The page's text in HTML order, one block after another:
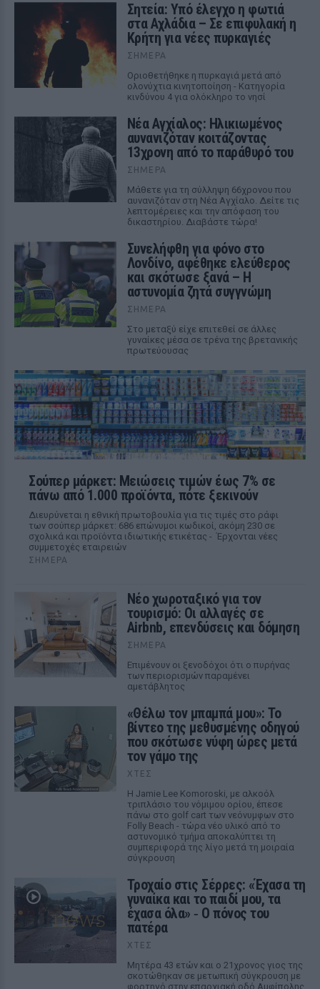
Σητεία: Υπό έλεγχο η φωτιά
στα Αχλάδια – Σε επιφυλακή η
Κρήτη για νέες πυρκαγιές
ΣΉΜΕΡΑ
Οριοθετήθηκε η πυρκαγιά μετά από
ολονύχτια κινητοποίηση - Κατηγορία
κινδύνου 4 για ολόκληρο το νησί
Νέα Αγχίαλος: Ηλικιωμένος
αυνανιζόταν κοιτάζοντας
13χρονη από το παράθυρό του
ΣΉΜΕΡΑ
Μάθετε για τη σύλληψη 66χρονου που
αυνανιζόταν στη Νέα Αγχίαλο. Δείτε τις
λεπτομέρειες και την απόφαση του
δικαστηρίου. Διαβάστε τώρα!
Συνελήφθη για φόνο στο
Λονδίνο, αφέθηκε ελεύθερος
και σκότωσε ξανά – Η
αστυνομία ζητά συγγνώμη
ΣΉΜΕΡΑ
Στο μεταξύ είχε επιτεθεί σε άλλες
γυναίκες μέσα σε τρένα της βρετανικής
πρωτεύουσας
Σούπερ μάρκετ: Μειώσεις τιμών έως 7% σε
πάνω από 1.000 προϊόντα, πότε ξεκινούν
Διευρύνεται η εθνική πρωτοβουλία για τις τιμές στο ράφι
των σούπερ μάρκετ: 686 επώνυμοι κωδικοί, ακόμη 230 σε
σχολικά και προϊόντα ιδιωτικής ετικέτας - Έρχονται νέες
συμμετοχές εταιρειών
ΣΉΜΕΡΑ
Νέο χωροταξικό για τον
τουρισμό: Οι αλλαγές σε
Airbnb, επενδύσεις και δόμηση
ΣΉΜΕΡΑ
Επιμένουν οι ξενοδόχοι ότι ο πυρήνας
των περιορισμών παραμένει
αμετάβλητος
«Θέλω τον μπαμπά μου»: Το
βίντεο της μεθυσμένης οδηγού
που σκότωσε νύφη ώρες μετά
τον γάμο της
ΧΤΕΣ
Η Jamie Lee Komoroski, με αλκοόλ
τριπλάσιο του νόμιμου ορίου, έπεσε
πάνω στο golf cart των νεόνυμφων στο
Folly Beach - τώρα νέο υλικό από το
αστυνομικό τμήμα αποκαλύπτει τη
συμπεριφορά της λίγο μετά τη μοιραία
σύγκρουση
Τροχαίο στις Σέρρες: «Έχασα τη
γυναίκα και το παιδί μου, τα
έχασα όλα» ‑ Ο πόνος του
πατέρα
ΧΤΕΣ
Μητέρα 43 ετών και ο 21χρονος γιος της
σκοτώθηκαν σε μετωπική σύγκρουση με
φορτηγό στην επαρχιακή οδό Αμφίπολης